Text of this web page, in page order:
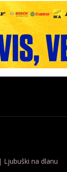
na dlanu